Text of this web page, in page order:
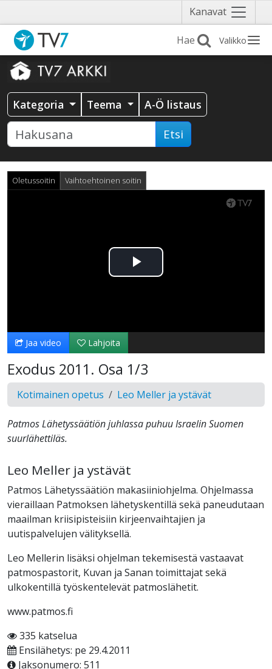
Kanavat Näytä
valikko
Valikko
Kategoria Teema A-Ö listaus
Etsi
Oletussoitin Vaihtoehtoinen soitin
Toista
Jaa video Lahjoita
Exodus 2011. Osa 1/3
Kotimainen opetus Leo Meller ja ystävät
Patmos Lähetyssäätiön juhlassa puhuu Israelin Suomen
suurlähettiläs.
Leo Meller ja ystävät
Patmos Lähetyssäätiön makasiiniohjelma. Ohjelmassa
vieraillaan Patmoksen lähetyskentillä sekä paneudutaan
maailman kriisipisteisiin kirjeenvaihtajien ja
uutispalvelujen välityksellä.
Leo Mellerin lisäksi ohjelman tekemisestä vastaavat
patmospastorit, Kuvan ja Sanan toimittajat sekä
ulkokentillä työskentelevät patmoslähetit.
www.patmos.fi
335 katselua
Ensilähetys: pe 29.4.2011
Jaksonumero: 511